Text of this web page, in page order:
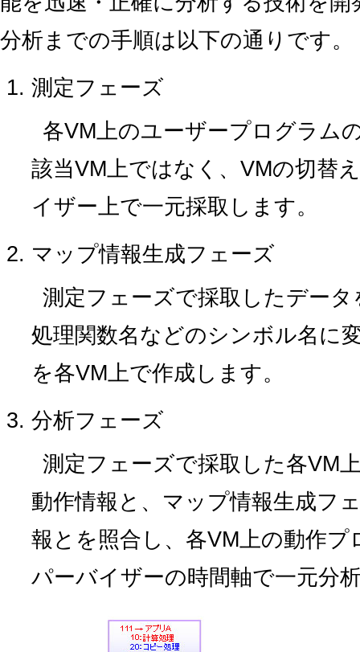
分析までの手順は以下の通りです。
測定フェーズ
各VM上のユーザープログラム
該当VM上ではなく、VMの切替
イザー上で一元採取します。
マップ情報生成フェーズ
測定フェーズで採取したデー
処理関数名などのシンボル名に
を各VM上で作成します。
分析フェーズ
測定フェーズで採取した各VM
動作情報と、マップ情報生成フ
報とを照合し、各VM上の動作
パーバイザーの時間軸で一元分